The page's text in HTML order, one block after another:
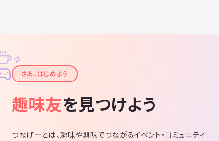
✦
✧
さあ、はじめよう
趣味友を見つけよう
つなげーとは、趣味や興味でつながるイベント・コミュニティ